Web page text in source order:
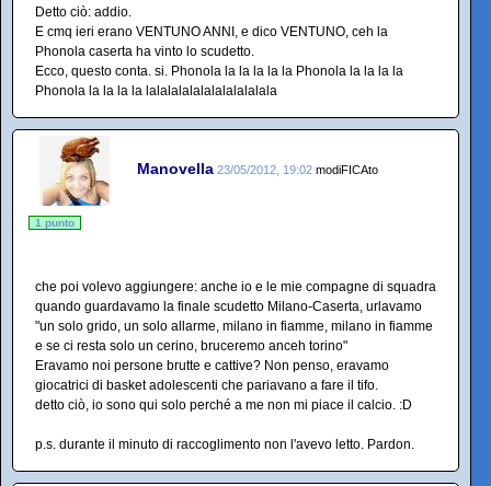
Detto ciò: addio.
E cmq ieri erano VENTUNO ANNI, e dico VENTUNO, ceh la
Phonola caserta ha vinto lo scudetto.
Ecco, questo conta. si. Phonola la la la la la Phonola la la la la
Phonola la la la la lalalalalalalalalalalala
Manovella 23/05/2012, 19:02 modiFICAto
1 punto
che poi volevo aggiungere: anche io e le mie compagne di squadra
quando guardavamo la finale scudetto Milano-Caserta, urlavamo
"un solo grido, un solo allarme, milano in fiamme, milano in fiamme
e se ci resta solo un cerino, bruceremo anceh torino"
Eravamo noi persone brutte e cattive? Non penso, eravamo
giocatrici di basket adolescenti che pariavano a fare il tifo.
detto ciò, io sono qui solo perché a me non mi piace il calcio. :D
p.s. durante il minuto di raccoglimento non l'avevo letto. Pardon.